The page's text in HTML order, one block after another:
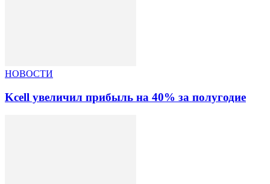
НОВОСТИ
Kcell увеличил прибыль на 40% за полугодие